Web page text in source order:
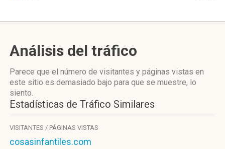
Análisis del tráfico
Parece que el número de visitantes y páginas vistas en
este sitio es demasiado bajo para que se muestre, lo
siento.
Estadísticas de Tráfico Similares
VISITANTES / PÁGINAS VISTAS
cosasinfantiles.com